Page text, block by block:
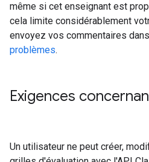
même si cet enseignant est
cela limite considérablement
envoyez vos commentaires
problèmes.
Exigences
Un utilisateur ne peut créer,